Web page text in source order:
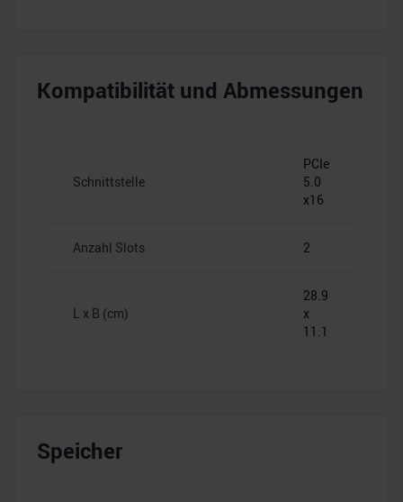
Kompatibilität und Abmessungen
Schnittstelle
PCIe
5.0
x16
Anzahl Slots 2
L x B (cm)
28.9
x
11.1
Speicher